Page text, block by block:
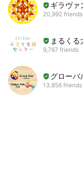
ギラヴァ
20,992 friends
まるく
9,767 friends
グローバ
13,856 friends